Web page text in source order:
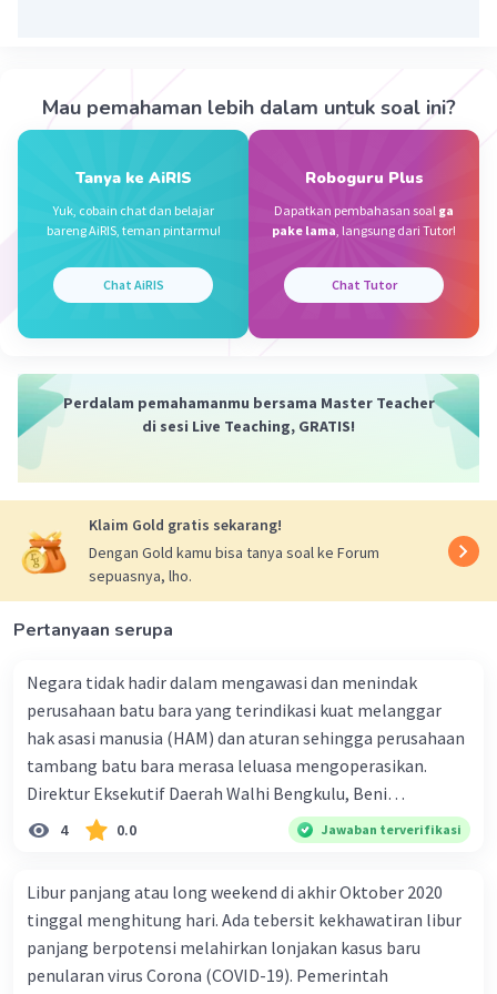
'nya' berfungsi sebagai rujukan kepada kata 'pasokan'.
Oleh karena itu, jawaban yang tepat adalah C.
Beri Rating·0.0 Balas
Mau pemahaman lebih dalam untuk soal ini?
Tanya ke AiRIS
Yuk, cobain chat dan belajar
bareng AiRIS, teman pintarmu!
Chat AiRIS
Roboguru Plus
Dapatkan pembahasan soal ga
pake lama, langsung dari Tutor!
Chat Tutor
Perdalam pemahamanmu bersama Master Teacher
di sesi Live Teaching, GRATIS!
Klaim Gold gratis sekarang!
Dengan Gold kamu bisa tanya soal ke Forum
sepuasnya, lho.
Pertanyaan serupa
Negara tidak hadir dalam mengawasi dan menindak
perusahaan batu bara yang terindikasi kuat melanggar
hak asasi manusia (HAM) dan aturan sehingga perusahaan
tambang batu bara merasa leluasa mengoperasikan.
Direktur Eksekutif Daerah Walhi Bengkulu, Beni
Ardiansyah mengemukakan hal tersebut kepada
Mongabay Indonesia. "Kami (Walhi Bengkulu) akan
melalui jalur hukum. lni sangat perlu dilakukan. Tidak
terlihat itikad pemerintah daerah untuk menghormati,
melindungi termasuk memulihkan hak asasi manusia,
khususnya hak atas lingkungan hidup, dan menegakkan
4 0.0 Jawaban terverifikasi
Libur panjang atau long weekend di akhir Oktober 2020
tinggal menghitung hari. Ada tebersit kekhawatiran libur
panjang berpotensi melahirkan lonjakan kasus baru
penularan virus Corona (COVID-19). Pemerintah